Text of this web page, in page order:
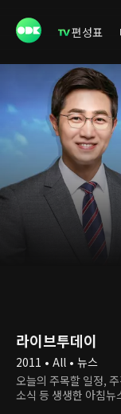
편성표
라이브투데이
2011 • All • 뉴스
오늘의 주목할 일정,
소식 등 생생한 아침뉴